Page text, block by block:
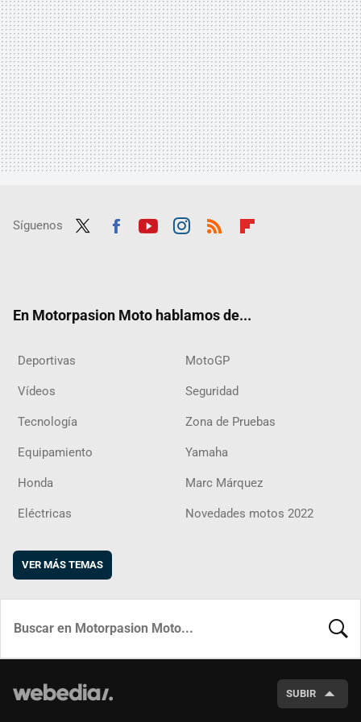
Síguenos
En Motorpasion Moto hablamos de...
Deportivas MotoGP
Vídeos Seguridad
Tecnología Zona de Pruebas
Equipamiento Yamaha
Honda Marc Márquez
Eléctricas Novedades motos 2022
VER MÁS TEMAS
SUBIR